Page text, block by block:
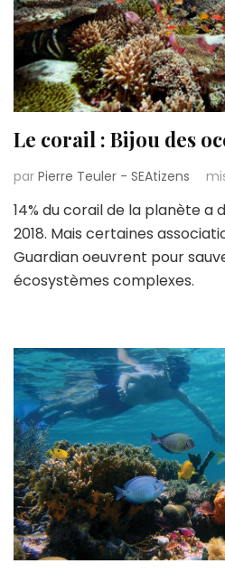
Le corail : Bijou des
par Pierre Teuler - SEAtizens
14% du corail de la planète a
2018. Mais certaines
Guardian oeuvrent pour
écosystèmes complexes.